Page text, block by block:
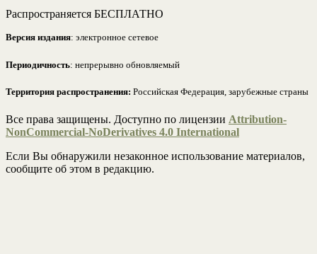
Распространяется БЕСПЛАТНО
Версия издания: электронное сетевое
Периодичность: непрерывно обновляемый
Территория распространения: Российская Федерация, зарубежные страны
Все права защищены. Доступно по лицензии Attribution-
NonCommercial-NoDerivatives 4.0 International
Если Вы обнаружили незаконное использование материалов,
сообщите об этом в редакцию.